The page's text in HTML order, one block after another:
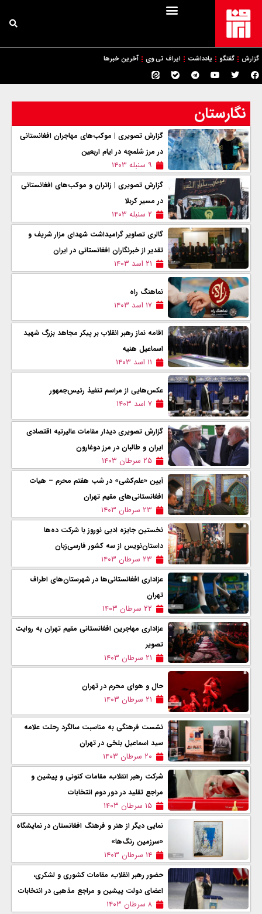
گزارش گفتگو یادداشت ایراف تی وی آخرین خبرها
نگارستان
گزارش تصویری | موکب‌های مهاجران افغانستانی
در مرز شلمچه در ایام اربعین
۹ سنبله ۱۴۰۳
گزارش تصویری | زائران و موکب‌های افغانستانی
در مسیر کربلا
۲ سنبله ۱۴۰۳
گالری تصاویر گرامیداشت شهدای مزار شریف و
تقدیر از خبرنگاران افغانستانی در ایران
۲۱ اسد ۱۴۰۳
نماهنگ راه
۱۷ اسد ۱۴۰۳
اقامه نماز رهبر انقلاب بر پیکر مجاهد بزرگ شهید
اسماعیل هنیه
۱۱ اسد ۱۴۰۳
عکس‌هایی از مراسم تنفیذ رئیس‌جمهور
۷ اسد ۱۴۰۳
گزارش تصویری دیدار مقامات عالیرتبه اقتصادی
ایران و طالبان در مرز دوغارون
۲۵ سرطان ۱۴۰۳
آیین «علم‌کشی» در شب هفتم محرم – هیات
افغانستانی‌های مقیم تهران
۲۳ سرطان ۱۴۰۳
نخستین جایزه ادبی نوروز با شرکت ده‌ها
داستان‌نویس از سه کشور فارسی‌زبان
۲۳ سرطان ۱۴۰۳
عزاداری‌ افغانستانی‌ها در شهرستان‌های اطراف
تهران
۲۲ سرطان ۱۴۰۳
عزاداری مهاجرین افغانستانی مقیم تهران به روایت
تصویر
۲۱ سرطان ۱۴۰۳
حال و هوای محرم در تهران
۲۱ سرطان ۱۴۰۳
نشست فرهنگی به مناسبت سالگرد رحلت علامه
سید اسماعیل بلخی در تهران
۲۰ سرطان ۱۴۰۳
شرکت رهبر انقلاب، مقامات کنونی و پیشین و
مراجع تقلید در دور دوم انتخابات
۱۵ سرطان ۱۴۰۳
نمایی دیگر از هنر و فرهنگ افغانستان در نمایشگاه
«سرزمین رنگ‌ها»
۱۴ سرطان ۱۴۰۳
حضور رهبر انقلاب، مقامات کشوری و لشکری،
اعضای دولت پیشین و مراجع مذهبی در انتخابات
۸ سرطان ۱۴۰۳